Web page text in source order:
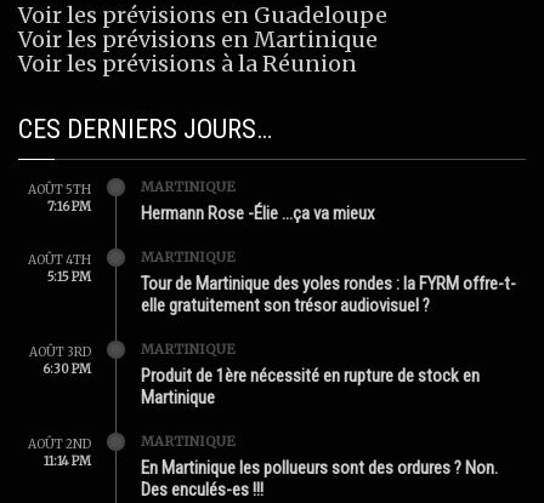
Voir les prévisions en Guadeloupe
Voir les prévisions en Martinique
Voir les prévisions à la Réunion
CES DERNIERS JOURS…
AOÛT 5TH
7:16 PM
MARTINIQUE
Hermann Rose -Élie …ça va mieux
AOÛT 4TH
5:15 PM
MARTINIQUE
Tour de Martinique des yoles rondes : la FYRM offre-t-
elle gratuitement son trésor audiovisuel ?
AOÛT 3RD
6:30 PM
MARTINIQUE
Produit de 1ère nécessité en rupture de stock en
Martinique
AOÛT 2ND
11:14 PM
MARTINIQUE
En Martinique les pollueurs sont des ordures ? Non.
Des enculés-es !!!